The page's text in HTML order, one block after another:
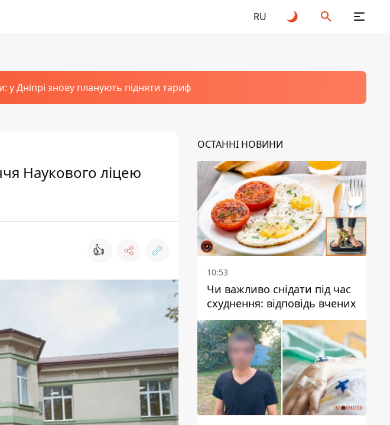
RU
у Дніпрі знову планують підняти тариф
Наукового ліцею
👍
ОСТАННІ НОВИНИ
10:53
Чи важливо снідати під час
схуднення: відповідь вчених